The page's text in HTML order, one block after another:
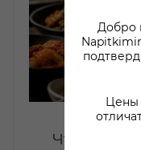
Добро
Цены
Что такое